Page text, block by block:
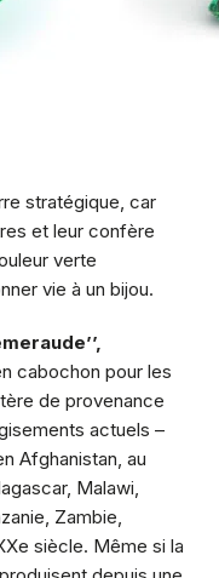
stratégique, car
et leur confère
verte
vie à un bijou.
cabochon pour les
de provenance
actuels –
Afghanistan, au
Malawi,
Zambie,
siècle. Même si la